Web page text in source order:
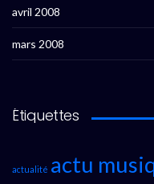
avril 2008
mars 2008
Étiquettes
actualité actu